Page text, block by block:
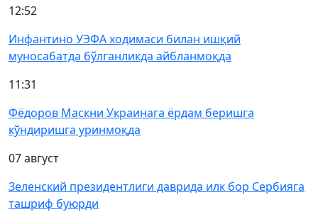
12:52
Инфантино УЭФА ходимаси билан ишқий
муносабатда бўлганликда айбланмоқда
11:31
Фёдоров Маскни Украинага ёрдам беришга
кўндиришга уринмоқда
07 август
Зеленский президентлиги даврида илк бор Сербияга
ташриф буюрди